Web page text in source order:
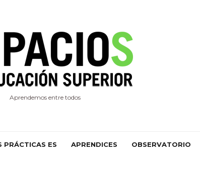
Aprendemos entre todos
PRÁCTICAS ES APRENDICES OBSERVATORIO